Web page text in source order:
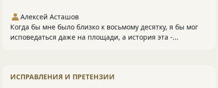
Алексей Асташов
Когда бы мне было близко к восьмому десятку, я бы мог
исповедаться даже на площади, а история эта -...
ИСПРАВЛЕНИЯ И ПРЕТЕНЗИИ